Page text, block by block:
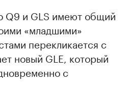
Q9 и GLS имеют общий
«младшими»
перекликается с
новый GLE, который
с